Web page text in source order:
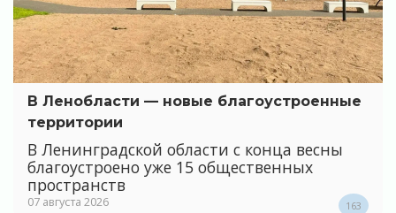
В Ленобласти — новые благоустроенные
территории
В Ленинградской области с конца весны
благоустроено уже 15 общественных
пространств
07 августа 2026 163